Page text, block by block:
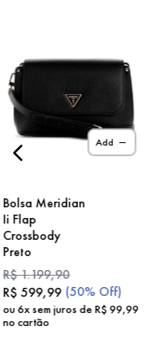
Add
Bolsa Meridian
Ii Flap
Crossbody
Preto
R$1.199,90
R$ 599,99 (50% Off)
ou 6x sem juros deR$ 99,99
no cartão